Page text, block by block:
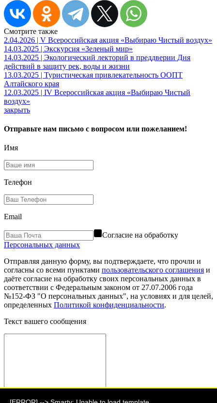
Смотрите также
2.04.2026 | V Всероссийская акция «Выбираю Чистый воздух»
14.03.2025 | Экскурсия «Зеленый мир»
14.03.2025 | Экологический лекторий в преддверии Дня
действий в защиту рек, воды и жизни
13.03.2025 | Туристическая привлекательность ООПТ
Алтайского края
12.03.2025 | IV Всероссийская акция «Выбираю Чистый
воздух»
закрыть
Отправьте нам письмо с вопросом или пожеланием!
Имя
Телефон
Email
Согласие на обработку
Персональных данных
Отправляя данную форму, вы подтверждаете, что прочли и
согласны со всеми пунктами пользовательского соглашения и
даёте согласие на обработку своих персональных данных в
соответствии с Федеральным законом от 27.07.2006 года
№152-ФЗ "О персональных данных", на условиях и для целей,
определенных Политикой конфиденциальности.
Текст вашего сообщения